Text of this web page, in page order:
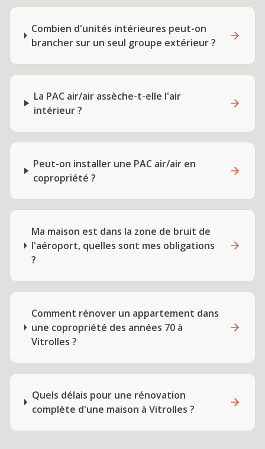
Combien d'unités intérieures peut-on
brancher sur un seul groupe extérieur ?
La PAC air/air assèche-t-elle l'air
intérieur ?
Peut-on installer une PAC air/air en
copropriété ?
Ma maison est dans la zone de bruit de
l'aéroport, quelles sont mes obligations
?
Comment rénover un appartement dans
une copropriété des années 70 à
Vitrolles ?
Quels délais pour une rénovation
complète d'une maison à Vitrolles ?